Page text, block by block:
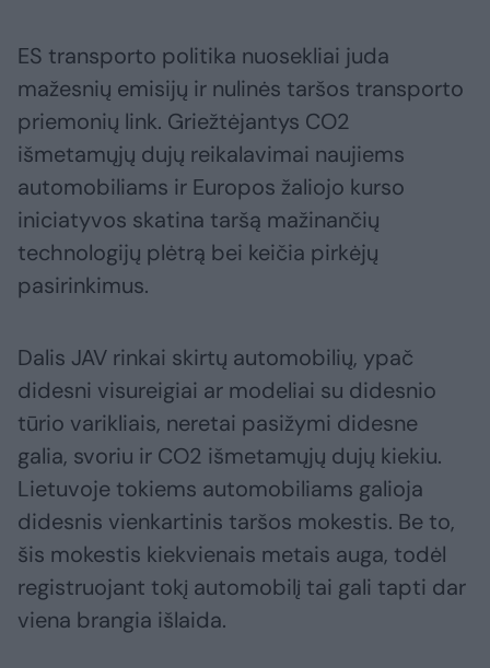
ES transporto politika nuosekliai juda
mažesnių emisijų ir nulinės taršos transporto
priemonių link. Griežtėjantys CO2
išmetamųjų dujų reikalavimai naujiems
automobiliams ir Europos žaliojo kurso
iniciatyvos skatina taršą mažinančių
technologijų plėtrą bei keičia pirkėjų
pasirinkimus.
Dalis JAV rinkai skirtų automobilių, ypač
didesni visureigiai ar modeliai su didesnio
tūrio varikliais, neretai pasižymi didesne
galia, svoriu ir CO2 išmetamųjų dujų kiekiu.
Lietuvoje tokiems automobiliams galioja
didesnis vienkartinis taršos mokestis. Be to,
šis mokestis kiekvienais metais auga, todėl
registruojant tokį automobilį tai gali tapti dar
viena brangia išlaida.